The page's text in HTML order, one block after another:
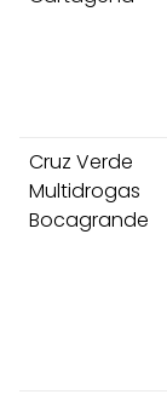
Cruz Verde
Multidrogas
Bocagrande